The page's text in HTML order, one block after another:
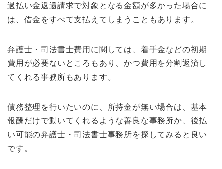
過払い金返還請求で対象となる金額が多かった場合に
は、借金をすべて支払えてしまうこともあります。
弁護士・司法書士費用に関しては、着手金などの初期
費用が必要ないところもあり、かつ費用を分割返済し
てくれる事務所もあります。
債務整理を行いたいのに、所持金が無い場合は、基本
報酬だけで動いてくれるような善良な事務所か、後払
い可能の弁護士・司法書士事務所を探してみると良い
です。